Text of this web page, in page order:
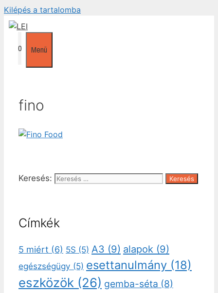
Kilépés a tartalomba
0 Menü
fino
Keresés:
Címkék
5 miért (6) 5S (5) A3 (9) alapok (9)
egészségügy (5) esettanulmány (18)
eszközök (26) gemba-séta (8)